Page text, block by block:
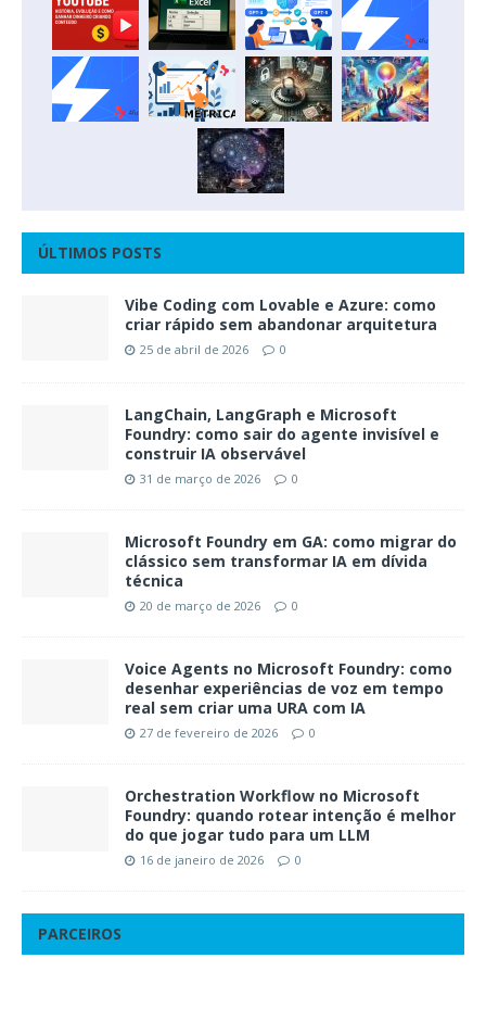
ÚLTIMOS POSTS
Vibe Coding com Lovable e Azure: como
criar rápido sem abandonar arquitetura
25 de abril de 2026 0
LangChain, LangGraph e Microsoft
Foundry: como sair do agente invisível e
construir IA observável
31 de março de 2026 0
Microsoft Foundry em GA: como migrar do
clássico sem transformar IA em dívida
técnica
20 de março de 2026 0
Voice Agents no Microsoft Foundry: como
desenhar experiências de voz em tempo
real sem criar uma URA com IA
27 de fevereiro de 2026 0
Orchestration Workflow no Microsoft
Foundry: quando rotear intenção é melhor
do que jogar tudo para um LLM
16 de janeiro de 2026 0
PARCEIROS